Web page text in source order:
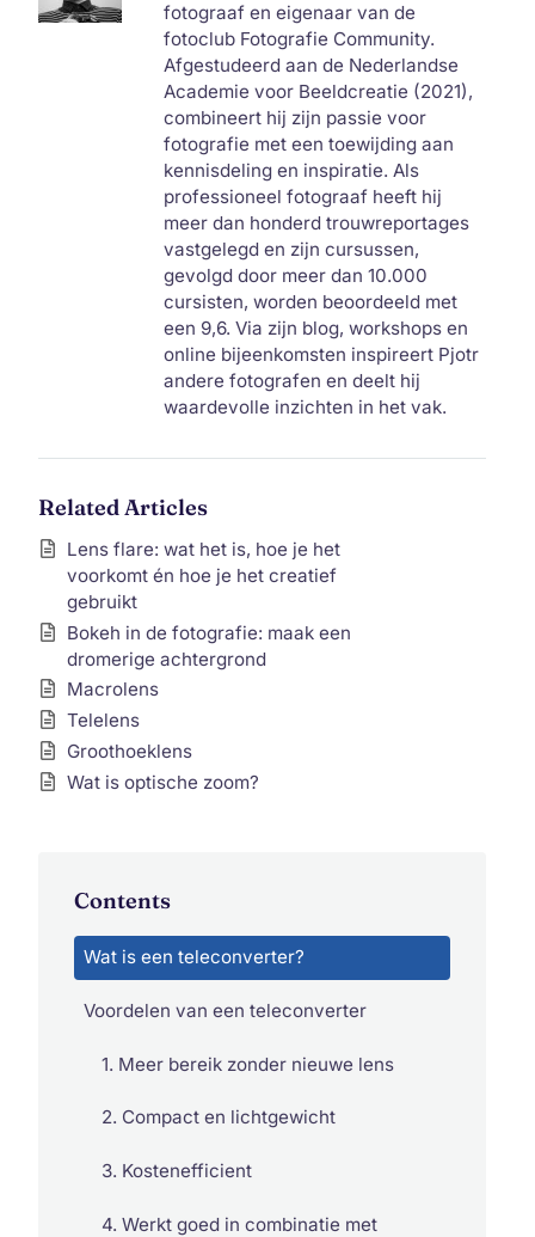
fotograaf en eigenaar van de
fotoclub Fotografie Community.
Afgestudeerd aan de Nederlandse
Academie voor Beeldcreatie (2021),
combineert hij zijn passie voor
fotografie met een toewijding aan
kennisdeling en inspiratie. Als
professioneel fotograaf heeft hij
meer dan honderd trouwreportages
vastgelegd en zijn cursussen,
gevolgd door meer dan 10.000
cursisten, worden beoordeeld met
een 9,6. Via zijn blog, workshops en
online bijeenkomsten inspireert Pjotr
andere fotografen en deelt hij
waardevolle inzichten in het vak.
Related Articles
Lens flare: wat het is, hoe je het
voorkomt én hoe je het creatief
gebruikt
Bokeh in de fotografie: maak een
dromerige achtergrond
Macrolens
Telelens
Groothoeklens
Wat is optische zoom?
Contents
Wat is een teleconverter?
Voordelen van een teleconverter
1. Meer bereik zonder nieuwe lens
2. Compact en lichtgewicht
3. Kostenefficient
4. Werkt goed in combinatie met